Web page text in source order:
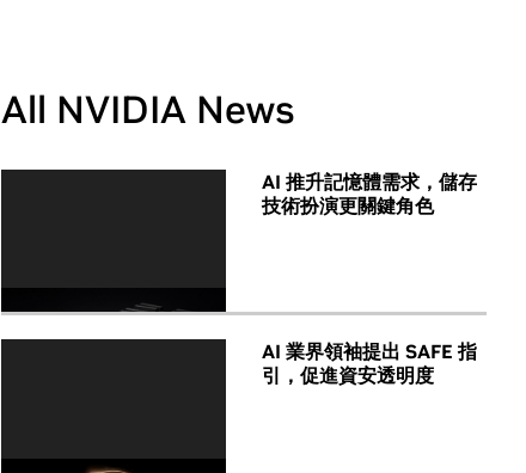
All NVIDIA News
AI 推升記憶體需求，儲存
技術扮演更關鍵角色
AI 業界領袖提出 SAFE 指
引，促進資安透明度